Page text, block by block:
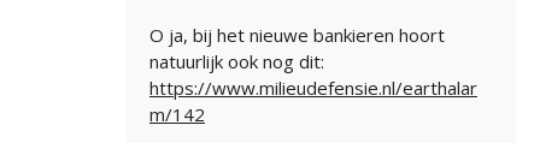
O ja, bij het nieuwe bankieren hoort
natuurlijk ook nog dit:
https://www.milieudefensie.nl/earthalar
m/142